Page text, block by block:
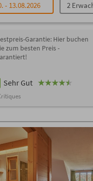
- 13.08.2026 2
Garantie: Hier buchen
zum besten Preis -
Sehr Gut